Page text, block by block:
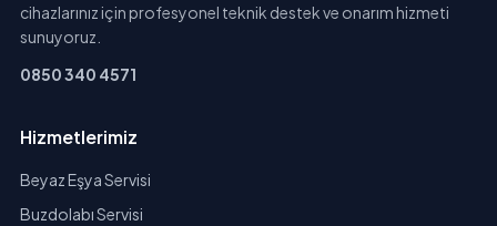
cihazlarınız için profesyonel teknik destek ve onarım hizmeti
sunuyoruz.
0850 340 4571
Hizmetlerimiz
Beyaz Eşya Servisi
Buzdolabı Servisi